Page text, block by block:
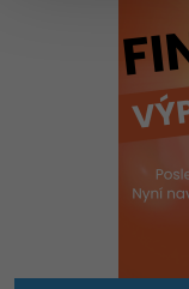
Ostatní
Fórum